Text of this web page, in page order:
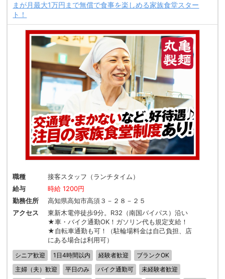
まが月最大1万円まで無償で食事を楽しめる家族食堂スター
ト！
職種
接客スタッフ（ランチタイム）
給与
時給 1200円
勤務住所
高知県高知市高須３－２８－２５
アクセス
東新木電停徒歩9分。R32（南国バイパス）沿い
★車・バイク通勤OK！ガソリン代も規定支給！
★自転車通勤も可！（駐輪場料金は自己負担、店
にある場合は利用可）
シニア歓迎 1日4時間以内 経験者歓迎
ブランクOK
主婦（夫）歓迎
平日のみ バイク通勤可
未経験者歓迎